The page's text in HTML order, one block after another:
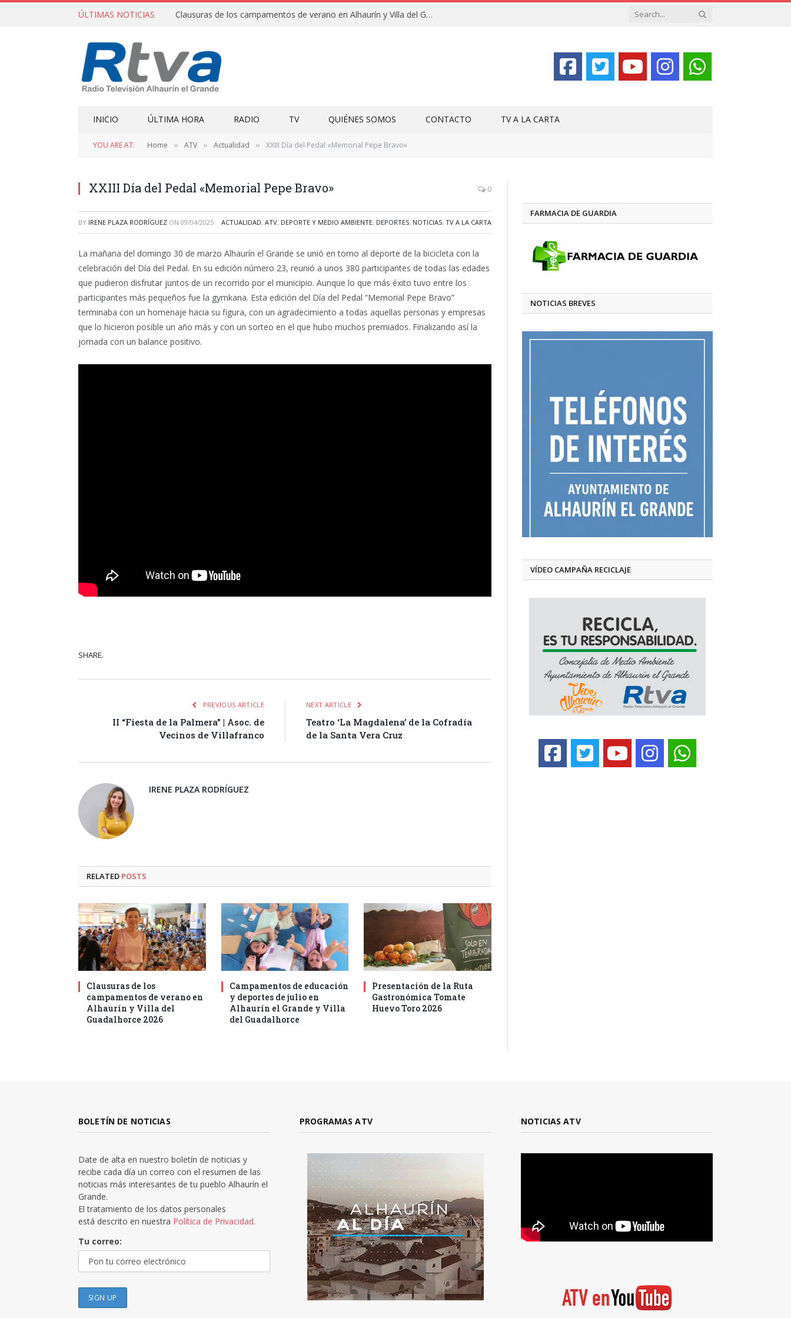
ÚLTIMAS NOTICIAS Clausuras de los campamentos de verano en Alhaurín y Villa del Guadalhorce 2026
INICIO ÚLTIMA HORA RADIO TV QUIÉNES SOMOS CONTACTO TV A LA CARTA
YOU ARE AT: Home » ATV » Actualidad » XXIII Día del Pedal «Memorial Pepe Bravo»
XXIII Día del Pedal «Memorial Pepe Bravo» 0
BY IRENE PLAZA RODRÍGUEZ ON 09/04/2025 ACTUALIDAD, ATV, DEPORTE Y MEDIO AMBIENTE, DEPORTES, NOTICIAS, TV A LA CARTA
La mañana del domingo 30 de marzo Alhaurín el Grande se unió en torno al deporte de la bicicleta con la
celebración del Día del Pedal. En su edición número 23, reunió a unos 380 participantes de todas las edades
que pudieron disfrutar juntos de un recorrido por el municipio. Aunque lo que más éxito tuvo entre los
participantes más pequeños fue la gymkana. Esta edición del Día del Pedal “Memorial Pepe Bravo”
terminaba con un homenaje hacia su figura, con un agradecimiento a todas aquellas personas y empresas
que lo hicieron posible un año más y con un sorteo en el que hubo muchos premiados. Finalizando así la
jornada con un balance positivo.
SHARE.
PREVIOUS ARTICLE
II “Fiesta de la Palmera” | Asoc. de
Vecinos de Villafranco
NEXT ARTICLE
Teatro ‘La Magdalena’ de la Cofradía
de la Santa Vera Cruz
IRENE PLAZA RODRÍGUEZ
RELATED POSTS
Clausuras de los
campamentos de verano en
Alhaurín y Villa del
Guadalhorce 2026
Campamentos de educación
y deportes de julio en
Alhaurín el Grande y Villa
del Guadalhorce
Presentación de la Ruta
Gastronómica Tomate
Huevo Toro 2026
FARMACIA DE GUARDIA
NOTICIAS BREVES
VÍDEO CAMPAÑA RECICLAJE
BOLETÍN DE NOTICIAS
Date de alta en nuestro boletín de noticias y
recibe cada día un correo con el resumen de las
noticias más interesantes de tu pueblo Alhaurín el
Grande.
El tratamiento de los datos personales
está descrito en nuestra Política de Privacidad.
Tu correo:
PROGRAMAS ATV NOTICIAS ATV